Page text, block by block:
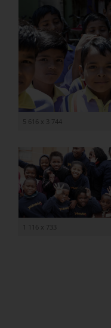
5 616 x 3 744
1 116 x 733